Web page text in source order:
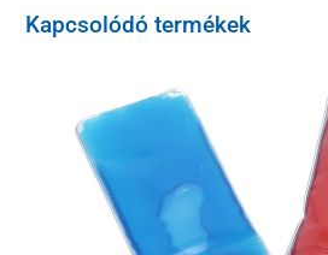
szempontból megfelelő gélanyaggal
használhatók, és egyszerűen tisztán
Kapcsolódó termékek